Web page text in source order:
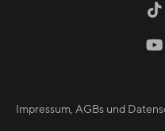


Impressum, AGBs und